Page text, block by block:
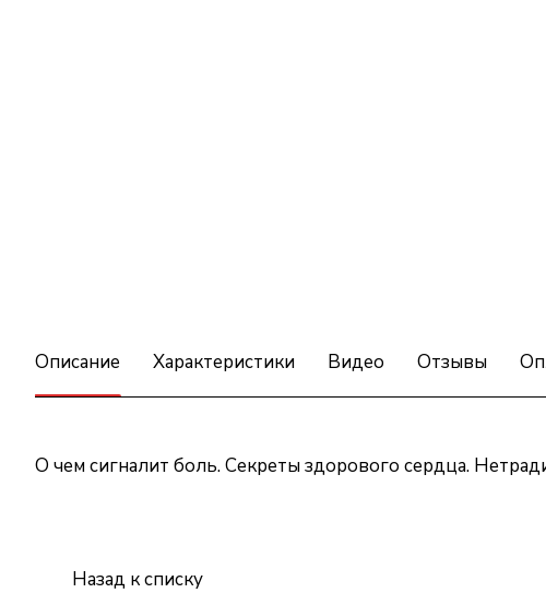
Описание Характеристики Видео Отзывы
О чем сигналит боль. Секреты здорового сердца.
Назад к списку